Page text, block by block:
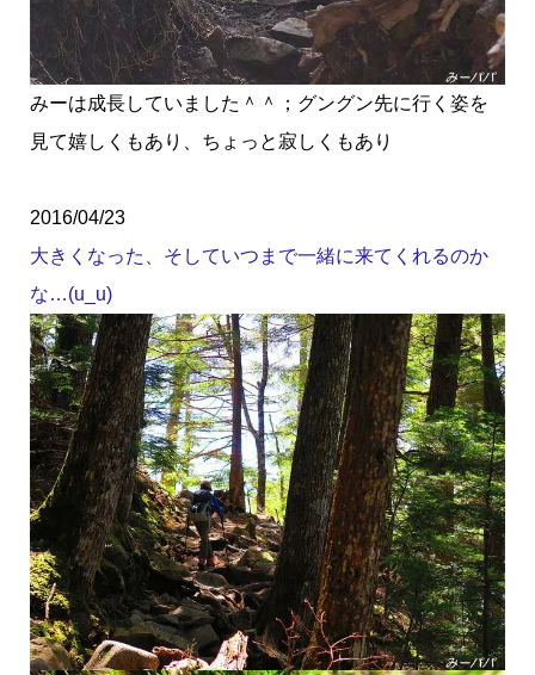
みーは成長していました＾＾；グングン先に行く姿を
見て嬉しくもあり、ちょっと寂しくもあり
2016/04/23
大きくなった、そしていつまで一緒に来てくれるのか
な…(u_u)